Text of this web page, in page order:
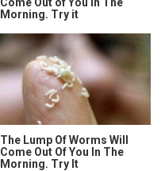
Morning. Try it
The Lump Of Worms Will
Come Out Of You In The
Morning. Try It